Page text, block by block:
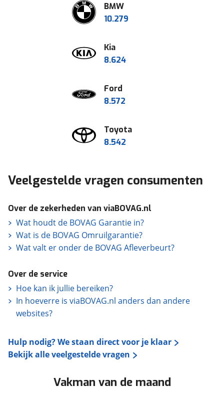
maandbudget, voelt elke
tankbeurt tegenwoordig
ingevoerd heeft blijft
totale kosten over
meerdere jaren. In dit
voor stap langs, zodat je
financieel het beste past
bij jouw situatie.
BMW
10.279
Kia
8.624
Ford
8.572
Toyota
8.542
Veelgestelde vragen consumenten
Over de zekerheden van viaBOVAG.nl
Wat houdt de BOVAG Garantie in?
Wat is de BOVAG Omruilgarantie?
Wat valt er onder de BOVAG Afleverbeurt?
Over de service
Hoe kan ik jullie bereiken?
In hoeverre is viaBOVAG.nl anders dan andere
websites?
Hulp nodig? We staan direct voor je klaar
Bekijk alle veelgestelde vragen
Vakman van de maand